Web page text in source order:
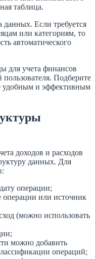
таблица.
данных. Если требуется
или категориям, то
автоматического
для учета финансов
пользователя. Подберите
удобным и эффективным
доходов и расходов
данных. Для
операции;
или источник
(можно использовать
можно добавить
операций;